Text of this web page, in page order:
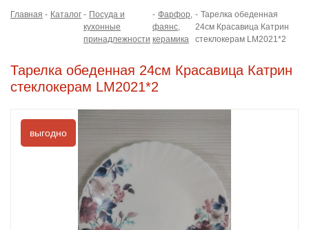
Главная Каталог
Посуда и
кухонные
принадлежности
Фарфор,
фаянс,
керамика
Тарелка обеденная
24см Красавица Катрин
стеклокерам LM2021*2
Тарелка обеденная 24см Красавица Катрин
стеклокерам LM2021*2
выгодно